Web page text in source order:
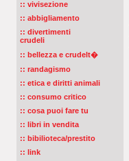
:: vivisezione
:: abbigliamento
:: divertimenti
crudeli
:: bellezza e crudelt�
:: randagismo
:: etica e diritti animali
:: consumo critico
:: cosa puoi fare tu
:: libri in vendita
:: bibilioteca/prestito
:: link